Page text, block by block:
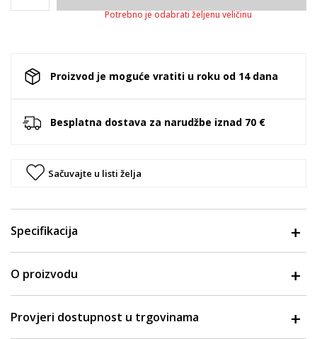
Potrebno je odabrati željenu veličinu
Proizvod je moguće vratiti u roku od 14 dana
Besplatna dostava za narudžbe iznad 70 €
Sačuvajte u listi želja
Specifikacija
O proizvodu
Provjeri dostupnost u trgovinama